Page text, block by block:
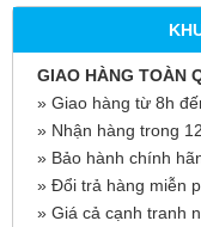
GIAO HÀNG TOÀN
» Giao hàng từ 8h
» Nhận hàng trong
» Bảo hành chính
» Đổi trả hàng miễn
» Giá cả cạnh tranh